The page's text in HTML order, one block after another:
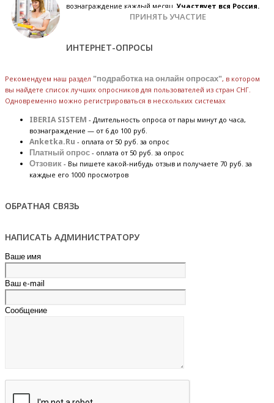
вознаграждение каждый месяц.Участвует вся Россия.
ПРИНЯТЬ УЧАСТИЕ
ИНТЕРНЕТ-ОПРОСЫ
Рекомендуем наш раздел "подработка на онлайн опросах", в котором
вы найдете список лучших опросников для пользователей из стран СНГ.
Одновременно можно регистрироваться в нескольких системах
IBERIA SISTEM - Длительность опроса от пары минут до часа,
вознаграждение — от 6 до 100 руб.
Anketka.Ru - оплата от 50 руб. за опрос
Платный опрос - оплата от 50 руб. за опрос
Отзовик - Вы пишете какой-нибудь отзыв и получаете 70 руб. за
каждые его 1000 просмотров
ОБРАТНАЯ СВЯЗЬ
НАПИСАТЬ АДМИНИСТРАТОРУ
Ваше имя
Ваш e-mail
Сообщение